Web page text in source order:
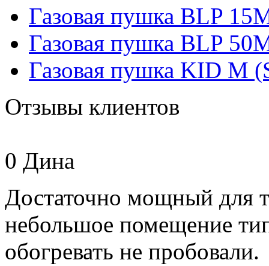
Газовая пушка BLP
Газовая пушка BLP
Газовая пушка KID M
Отзывы клиентов
0 Дина
Достаточно мощный для
небольшое помещение
обогревать не пробовали.